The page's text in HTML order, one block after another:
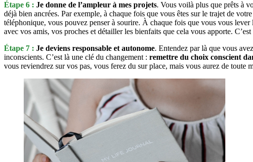
Étape 6 : Je donne de l’ampleur à mes projets. Vous voilà plus que prêts à
déjà bien ancrées. Par exemple, à chaque fois que vous êtes sur le trajet de
téléphonique, vous pouvez penser à sourire. À chaque fois que vous vous
avec vos amis, vos proches et détailler les bienfaits que cela vous apporte.
Étape 7 : Je deviens responsable et autonome. Entendez par là que vous
inconscients. C’est là une clé du changement : remettre du choix conscient
vous reviendrez sur vos pas, vous ferez du sur place, mais vous aurez de toute